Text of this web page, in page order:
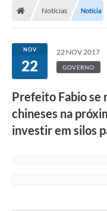
Notícias Notícia
NOV
22
22 NOV 2017
GOVERNO
Prefeito Fabio se
chineses na
investir em silos